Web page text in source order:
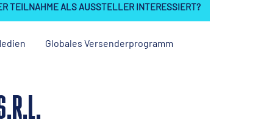
TEILNAHME ALS AUSSTELLER INTERESSIERT?
Globales Versenderprogramm